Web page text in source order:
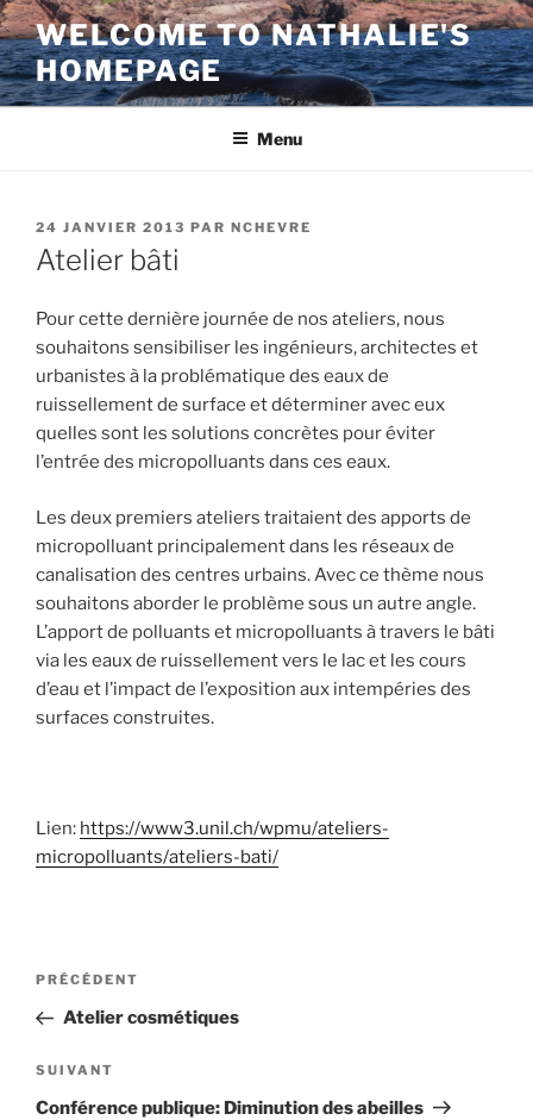
Aller
au
contenu
principal
WELCOME TO NATHALIE'S
HOMEPAGE
Menu
PUBLIÉ
LE
24 JANVIER 2013 PAR NCHEVRE
Atelier bâti
Pour cette dernière journée de nos ateliers, nous
souhaitons sensibiliser les ingénieurs, architectes et
urbanistes à la problématique des eaux de
ruissellement de surface et déterminer avec eux
quelles sont les solutions concrètes pour éviter
l’entrée des micropolluants dans ces eaux.
Les deux premiers ateliers traitaient des apports de
micropolluant principalement dans les réseaux de
canalisation des centres urbains. Avec ce thème nous
souhaitons aborder le problème sous un autre angle.
L’apport de polluants et micropolluants à travers le bâti
via les eaux de ruissellement vers le lac et les cours
d’eau et l’impact de l’exposition aux intempéries des
surfaces construites.
Lien: https://www3.unil.ch/wpmu/ateliers-
micropolluants/ateliers-bati/
Navigation
l’article
Article
précédent
PRÉCÉDENT
Atelier cosmétiques
Article
suivant
SUIVANT
Conférence publique: Diminution des abeilles